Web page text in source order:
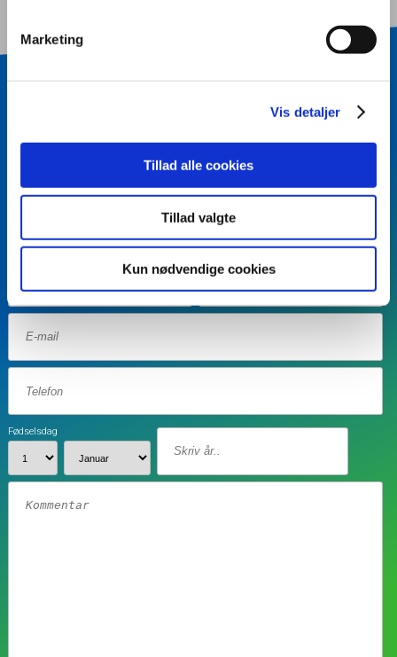
Marketing
Vis detaljer
Tillad alle cookies
Tillad valgte
Kun nødvendige cookies
Vil du vide mere?
Skriv dit navn og dine
kontaktinformationer, samt eventuel kort
besked - så kontakter vi dig.
Fødselsdag